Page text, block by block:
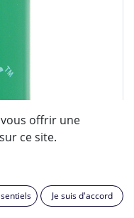
offrir une
ce site.
Je suis d'accord